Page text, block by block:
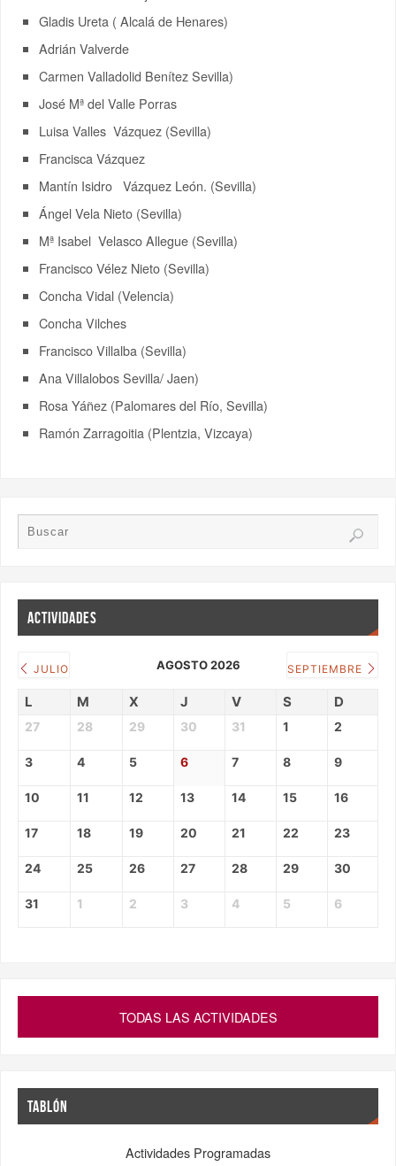
Gladis Ureta ( Alcalá de Henares)
Adrián Valverde
Carmen Valladolid Benítez Sevilla)
José Mª del Valle Porras
Luisa Valles Vázquez (Sevilla)
Francisca Vázquez
Mantín Isidro Vázquez León. (Sevilla)
Ángel Vela Nieto (Sevilla)
Mª Isabel Velasco Allegue (Sevilla)
Francisco Vélez Nieto (Sevilla)
Concha Vidal (Velencia)
Concha Vilches
Francisco Villalba (Sevilla)
Ana Villalobos Sevilla/ Jaen)
Rosa Yáñez (Palomares del Río, Sevilla)
Ramón Zarragoitia (Plentzia, Vizcaya)
ACTIVIDADES
JULIO AGOSTO 2026 SEPTIEMBRE
L M X J V S D
27 28 29 30 31 1 2
3 4 5 6 7 8 9
10 11 12 13 14 15 16
17 18 19 20 21 22 23
24 25 26 27 28 29 30
31 1 2 3 4 5 6
TODAS LAS ACTIVIDADES
TABLÓN
Actividades Programadas